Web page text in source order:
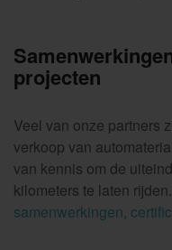
projecten
Veel van onze partners
verkoop van
van kennis om de
kilometers te laten
samenwerkingen,